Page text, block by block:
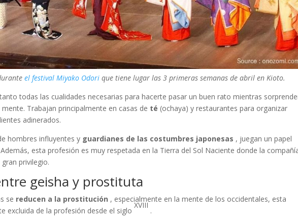
el festival Miyako Odori que tiene lugar las 3 primeras semanas de abril en Kioto.
todas las cualidades necesarias para hacerte pasar un buen rato mientras
Trabajan principalmente en casas de té (ochaya) y restaurantes para organizar
adinerados.
hombres influyentes y guardianes de las costumbres japonesas , juegan un papel
esta profesión es muy respetada en la Tierra del Sol Naciente donde la
privilegio.
geisha y prostituta
se reducen a la prostitución , especialmente en la mente de los occidentales, esta
excluida de la profesión desde el siglo
XVIII
.